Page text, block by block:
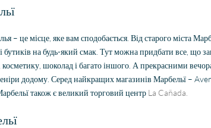
– це місце, яке вам сподобається. Від старого міста
і бутиків на будь-який смак. Тут можна придбати все, що
косметику, шоколад і багато іншого. А прекрасними
додому. Серед найкращих магазинів Марбельї –
також є великий торговий центр La Cañada.
de
Alles verliep
alleen maar lof!
samen met Niels
doorlopen, en ook
super werk verricht
ons. Ik kan IIS aan
adviseren, dit is zoals
klant behandeld wilt